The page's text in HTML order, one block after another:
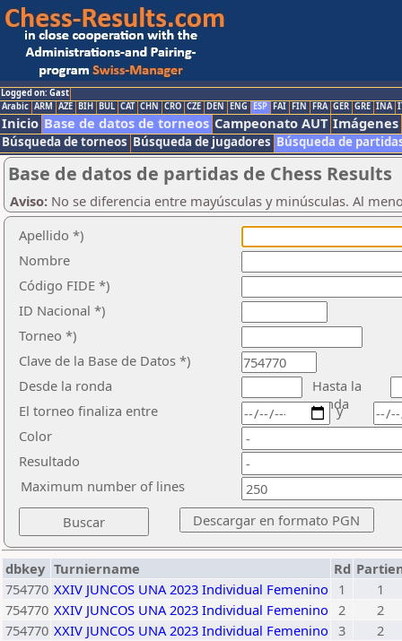
Logged on: Gast
Arabic ARM AZE BIH BUL CAT CHN CRO CZE DEN ENG ESP FAI FIN FRA GER GRE INA
Inicio Base de datos de torneos Campeonato AUT Imágenes
Búsqueda de torneos Búsqueda de jugadores Búsqueda de
Base de datos de partidas de Chess Results
Aviso: No se diferencia entre mayúsculas y minúsculas. Al
Apellido *)
Nombre
Código FIDE *)
ID Nacional *)
Torneo *)
Clave de la Base de Datos *)
Desde la ronda
Hasta la
ronda
El torneo finaliza entre
Color
Resultado
y
Maximum number of lines
dbkey Turniername Rd
754770 XXIV JUNCOS UNA 2023 Individual Femenino 1
1
754770 XXIV JUNCOS UNA 2023 Individual Femenino 2
2
754770 XXIV JUNCOS UNA 2023 Individual Femenino 3
2